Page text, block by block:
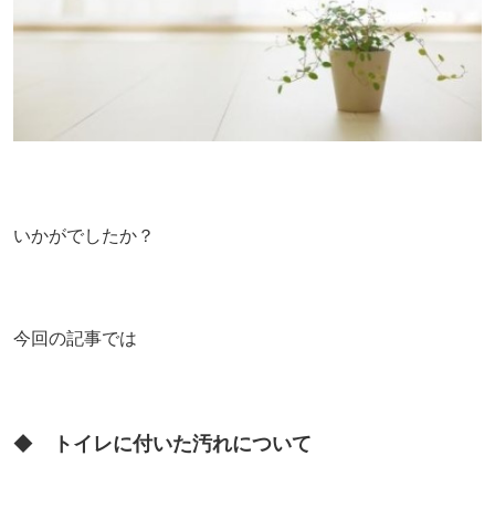
いかがでしたか？
今回の記事では
◆ トイレに付いた汚れについて